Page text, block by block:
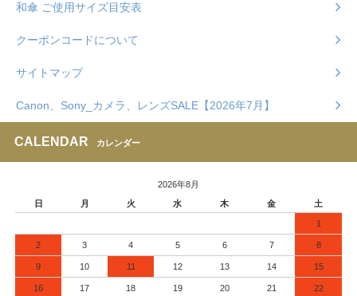
和傘 ご使用サイズ目安表
クーポンコードについて
サイトマップ
Canon、Sony_カメラ、レンズSALE【2026年7月】
CALENDAR カレンダー
2026年8月
日
月 火 水 木 金 土
1
2 3 4 5 6 7 8
9 10 11 12 13 14 15
16 17 18 19 20 21 22